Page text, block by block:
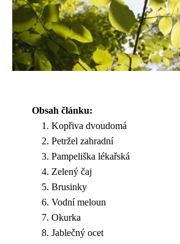
Obsah článku:
Kopřiva dvoudomá
Petržel zahradní
Pampeliška lékařská
Zelený čaj
Brusinky
Vodní meloun
Okurka
Jablečný ocet